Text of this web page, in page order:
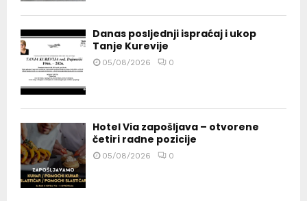
Danas posljednji ispraćaj i ukop
Tanje Kurevije
05/08/2026 0
Hotel Via zapošljava – otvorene
četiri radne pozicije
05/08/2026 0